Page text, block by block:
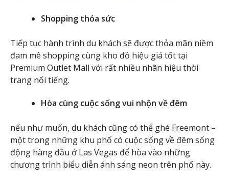
Shopping thỏa sức
Tiếp tục hành trình du khách sẽ được thỏa mãn niềm
đam mê shopping cùng kho đồ hiệu giá tốt tại
Premium Outlet Mall với rất nhiều nhãn hiệu thời
trang nổi tiếng.
Hòa cùng cuộc sống vui nhộn về đêm
nếu như muốn, du khách cũng có thể ghé Freemont –
một trong những khu phố có cuộc sống về đêm sống
động hàng đầu ở Las Vegas để hòa vào những
chương trình biểu diễn ánh sáng neon trên phố này.